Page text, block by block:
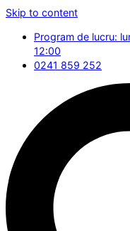
Skip to content
Program de lucru:
12:00
0241 859 252